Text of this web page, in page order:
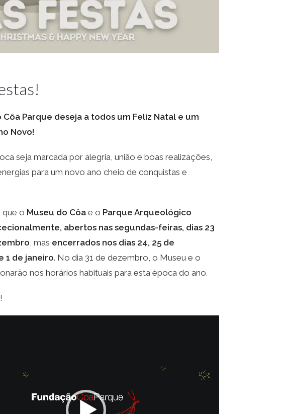
Côa Parque deseja a todos um Feliz Natal e um
Novo!
seja marcada por alegria, união e boas realizações,
para um novo ano cheio de conquistas e
que o Museu do Côa e o Parque Arqueológico
abertos nas segundas-feiras, dias 23
, mas encerrados nos dias 24, 25 de
1 de janeiro. No dia 31 de dezembro, o Museu e o
nos horários habituais para esta época do ano.